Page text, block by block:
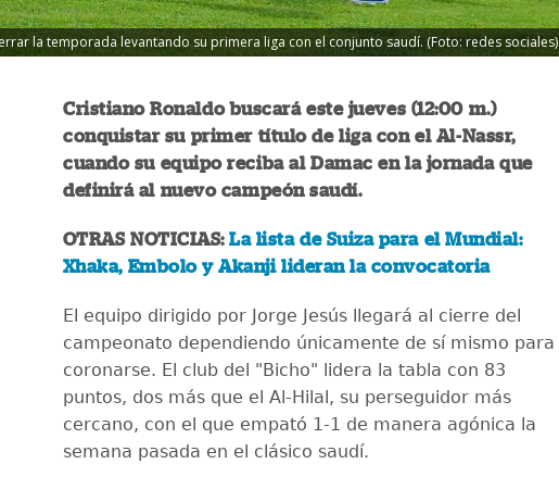
la temporada levantando su primera liga con el conjunto saudí. (Foto: redes sociales)
Cristiano Ronaldo buscará este jueves (12:00 m.)
conquistar su primer título de liga con el Al-Nassr,
cuando su equipo reciba al Damac en la jornada que
definirá al nuevo campeón saudí.
OTRAS NOTICIAS:La lista de Suiza para el Mundial:
Xhaka, Embolo y Akanji lideran la convocatoria
El equipo dirigido por Jorge Jesús llegará al cierre del
campeonato dependiendo únicamente de sí mismo para
coronarse. El club del "Bicho" lidera la tabla con 83
puntos, dos más que el Al-Hilal, su perseguidor más
cercano, con el que empató 1-1 de manera agónica la
semana pasada en el clásico saudí.